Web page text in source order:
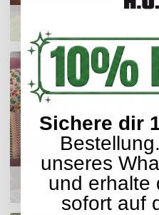
Sichere dir
unseres
und erhalte
sofort auf